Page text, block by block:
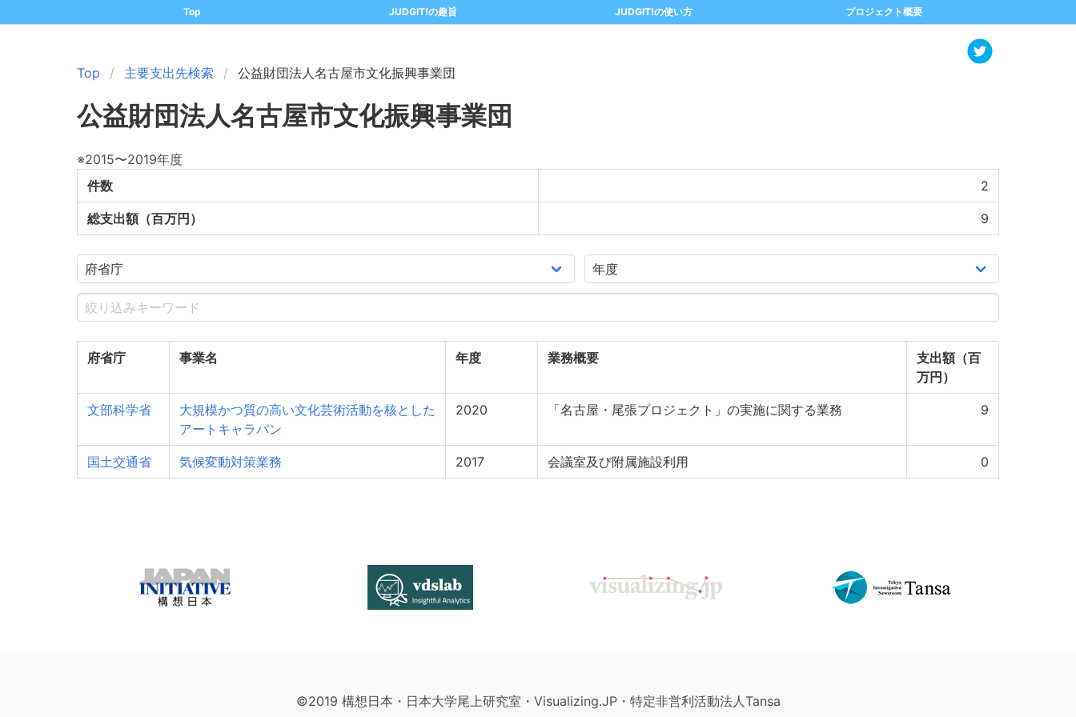
Top JUDGIT!の趣旨 JUDGIT!の使い方 プロジェクト概要
Top 主要支出先検索 公益財団法人名古屋市文化振興事業団
公益財団法人名古屋市文化振興事業団
※2015〜2019年度
件数
2
総支出額（百万円） 9
府省庁 事業名 年度 業務概要
支出額（百
万円）
文部科学省
大規模かつ質の高い文化芸術活動を核とした
アートキャラバン
2020 「名古屋・尾張プロジェクト」の実施に関する業務 9
国土交通省 気候変動対策業務 2017 会議室及び附属施設利用 0
©2019 構想日本・日本大学尾上研究室・Visualizing.JP・特定非営利活動法人Tansa